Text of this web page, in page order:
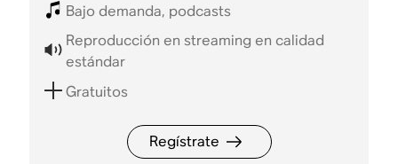
Bajo demanda, podcasts
Reproducción en streaming en calidad
estándar
Gratuitos
Regístrate